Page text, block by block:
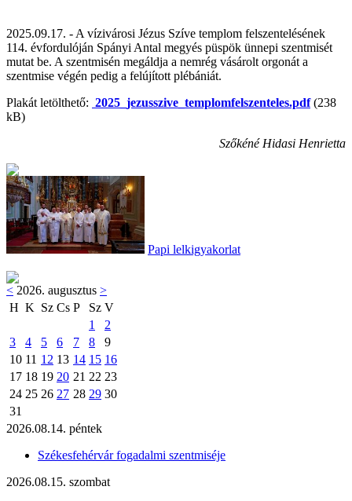
2025.09.17. - A vízivárosi Jézus Szíve templom felszentelésének
114. évfordulóján Spányi Antal megyés püspök ünnepi szentmisét
mutat be. A szentmisén megáldja a nemrég vásárolt orgonát a
szentmise végén pedig a felújított plébániát.
Plakát letölthető: 2025_jezusszive_templomfelszenteles.pdf(238
kB)
Szőkéné Hidasi Henrietta
Papi lelkigyakorlat
< 2026. augusztus >
H K Sz Cs P Sz V
1
2
3
4 5 6 7 8
9
10 11 12 13 14 15 16
17 18 19 20 21 22 23
24 25 26 27 28 29 30
31
2026.08.14. péntek
Székesfehérvár fogadalmi szentmiséje
2026.08.15. szombat